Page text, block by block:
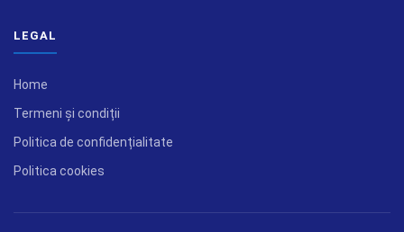
LEGAL
Home
Termeni și condiții
Politica de confidențialitate
Politica cookies